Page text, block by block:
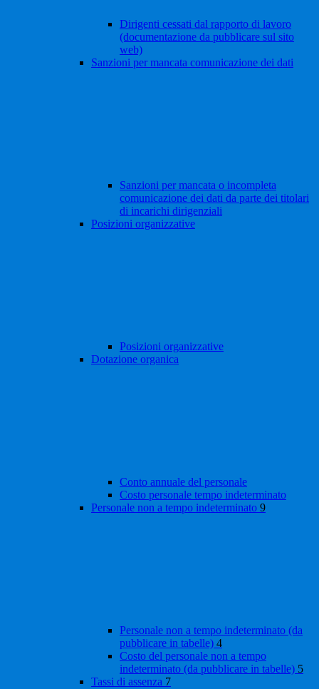
Dirigenti cessati dal rapporto di lavoro
(documentazione da pubblicare sul sito
web)
Sanzioni per mancata comunicazione dei dati
Sanzioni per mancata o incompleta
comunicazione dei dati da parte dei titolari
di incarichi dirigenziali
Posizioni organizzative
Posizioni organizzative
Dotazione organica
Conto annuale del personale
Costo personale tempo indeterminato
Personale non a tempo indeterminato 9
Personale non a tempo indeterminato (da
pubblicare in tabelle) 4
Costo del personale non a tempo
indeterminato (da pubblicare in tabelle) 5
Tassi di assenza 7